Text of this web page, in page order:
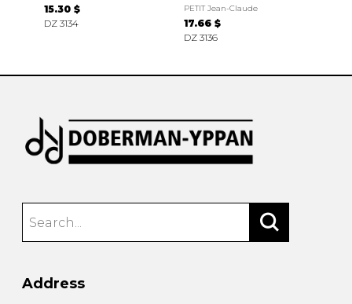
15.30 $
DZ 3134
PETIT Jean-Claude
17.66 $
DZ 3136
Address